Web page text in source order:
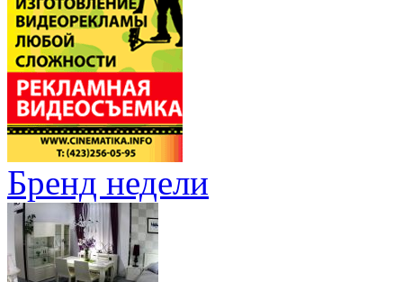
Бренд недели